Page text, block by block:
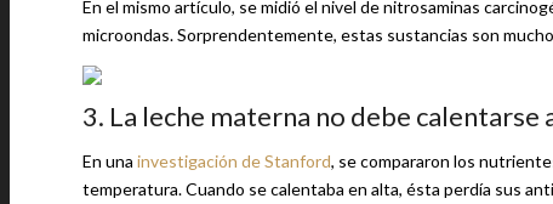
En el mismo artículo, se midió el nivel de nitrosaminas
microondas. Sorprendentemente, estas sustancias son
3. La leche materna no debe
En una investigación de Stanford, se compararon los
temperatura. Cuando se calentaba en alta, ésta perdía sus